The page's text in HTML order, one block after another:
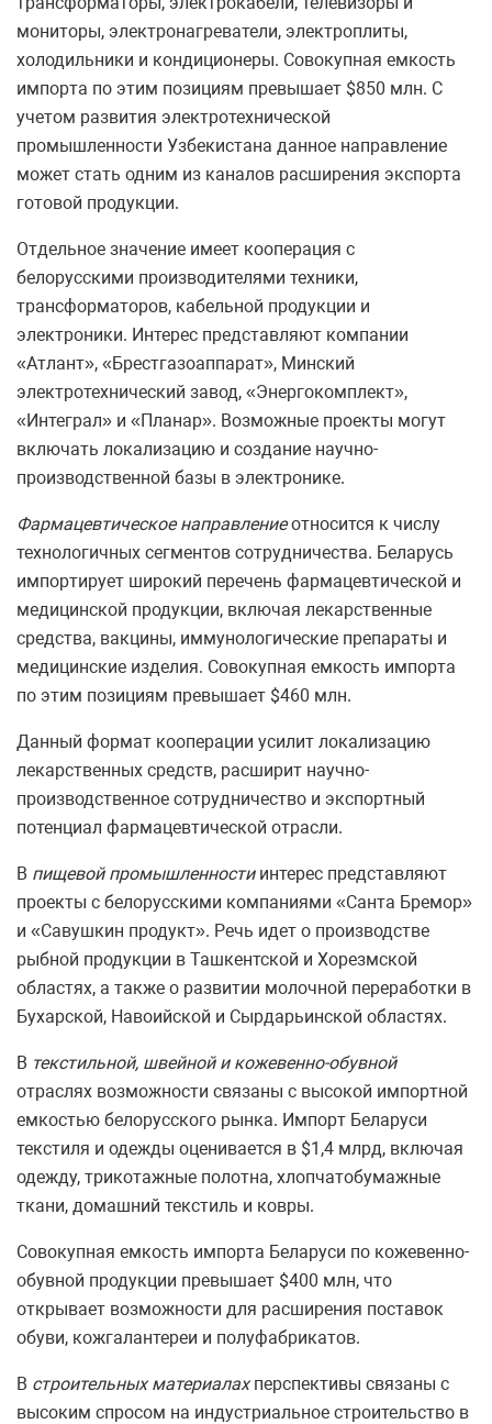
мониторы, электронагреватели, электроплиты,
холодильники и кондиционеры. Совокупная емкость
импорта по этим позициям превышает $850 млн. С
учетом развития электротехнической
промышленности Узбекистана данное направление
может стать одним из каналов расширения экспорта
готовой продукции.
Отдельное значение имеет кооперация с
белорусскими производителями техники,
трансформаторов, кабельной продукции и
электроники. Интерес представляют компании
«Атлант», «Брестгазоаппарат», Минский
электротехнический завод, «Энергокомплект»,
«Интеграл» и «Планар». Возможные проекты могут
включать локализацию и создание научно-
производственной базы в электронике.
Фармацевтическое направлениеотносится к числу
технологичных сегментов сотрудничества. Беларусь
импортирует широкий перечень фармацевтической и
медицинской продукции, включая лекарственные
средства, вакцины, иммунологические препараты и
медицинские изделия. Совокупная емкость импорта
по этим позициям превышает $460 млн.
Данный формат кооперации усилит локализацию
лекарственных средств, расширит научно-
производственное сотрудничество и экспортный
потенциал фармацевтической отрасли.
В пищевой промышленностиинтерес представляют
проекты с белорусскими компаниями «Санта Бремор»
и «Савушкин продукт». Речь идет о производстве
рыбной продукции в Ташкентской и Хорезмской
областях, а также о развитии молочной переработки в
Бухарской, Навоийской и Сырдарьинской областях.
В текстильной, швейной и кожевенно-обувной
отраслях возможности связаны с высокой импортной
емкостью белорусского рынка. Импорт Беларуси
текстиля и одежды оценивается в $1,4 млрд, включая
одежду, трикотажные полотна, хлопчатобумажные
ткани, домашний текстиль и ковры.
Совокупная емкость импорта Беларуси по кожевенно-
обувной продукции превышает $400 млн, что
открывает возможности для расширения поставок
обуви, кожгалантереи и полуфабрикатов.
В строительных материалахперспективы связаны с
высоким спросом на индустриальное строительство в